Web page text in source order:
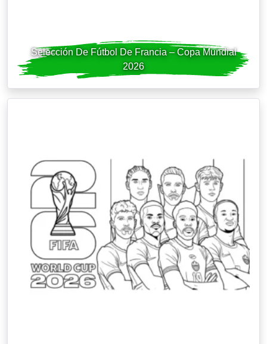
Selección De Fútbol De Francia – Copa Mundial
2026